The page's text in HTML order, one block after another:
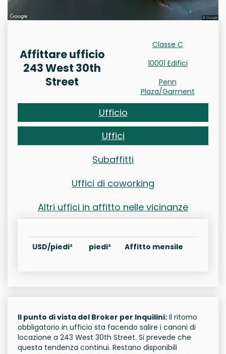
Affittare ufficio
243 West 30th
Street
Classe C
10001 Edifici
Penn
Plaza/Garment
Ufficio
Uffici
Subaffitti
Uffici di coworking
Altri uffici in affitto nelle vicinanze
USD/piedi² piedi² Affitto mensile
Il punto di vista del Broker per Inquilini: Il ritorno
obbligatorio in ufficio sta facendo salire i canoni di
locazione a 243 West 30th Street. Si prevede che
questa tendenza continui. Restano disponibili